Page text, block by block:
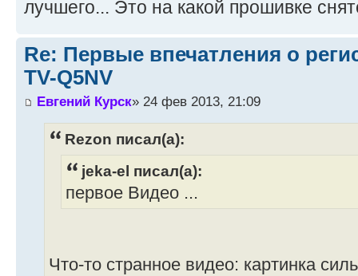
лучшего... Это на какой прошивке
Re: Первые впечатления о
TV-Q5NV
Евгений Курск» 24 фев 2013, 21:09
Rezon писал(а):
jeka-el писал(а):
первое Видео ...
Что-то странное видео: картинка